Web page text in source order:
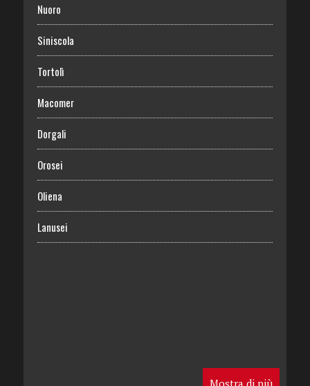
Nuoro
Siniscola
Tortolì
Macomer
Dorgali
Orosei
Oliena
Lanusei
Mostra di più